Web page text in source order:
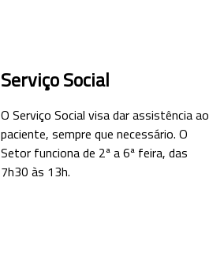
Serviço Social
O Serviço Social visa dar assistência ao
paciente, sempre que necessário. O
Setor funciona de 2ª a 6ª feira, das
7h30 às 13h.